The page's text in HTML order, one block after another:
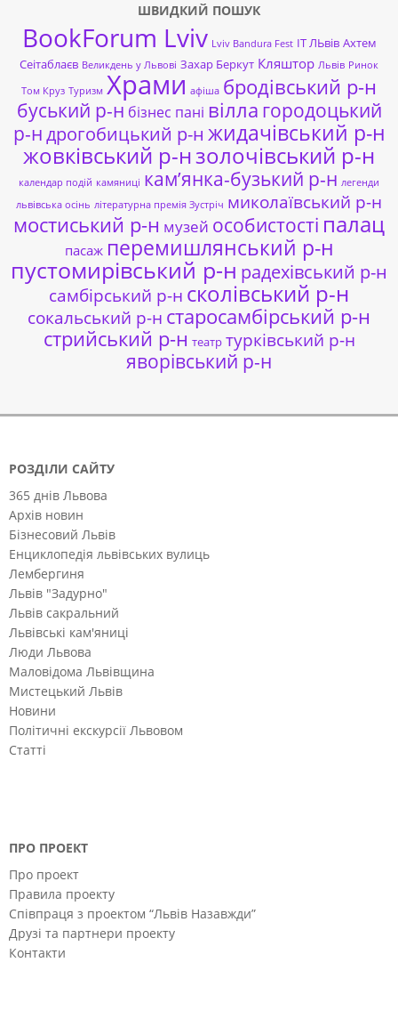
ШВИДКИЙ ПОШУК
BookForum Lviv Lviv Bandura Fest ІТ ЛЬвів Ахтем
Сеітаблаєв Великдень у Львові Захар Беркут Кляштор Львів Ринок
Том Круз Туризм Храми афіша бродівський р-н
буський р-н бізнес пані вілла городоцький
р-ндрогобицький р-н жидачівський р-н
жовківський р-нзолочівський р-н
календар подій камяниці кам’янка-бузький р-н легенди
львівська осінь літературна премія Зустріч миколаївський р-н
мостиський р-н музей особистості палац
пасаж перемишлянський р-н
пустомирівський р-н радехівський р-н
самбірський р-н сколівський р-н
сокальський р-н старосамбірський р-н
стрийський р-н театр турківський р-н
яворівський р-н
РОЗДІЛИ САЙТУ
365 днів Львова
Архів новин
Бізнесовий Львів
Енциклопедія львівських вулиць
Лембергиня
Львів "Задурно"
Львів сакральний
Львівські кам'яниці
Люди Львова
Маловідома Львівщина
Мистецький Львів
Новини
Політичні екскурсії Львовом
Статті
ПРО ПРОЕКТ
Про проект
Правила проекту
Співпраця з проектом “Львів Назавжди”
Друзі та партнери проекту
Контакти